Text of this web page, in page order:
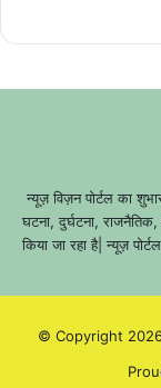
न्यूज़ विज़न पोर्टल का
घटना, दुर्घटना,
किया जा रहा है| न्यूज़
© Copyright